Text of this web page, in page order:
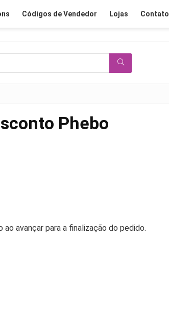
Códigos de Vendedor Lojas Contato
Phebo
avançar para a finalização do pedido.